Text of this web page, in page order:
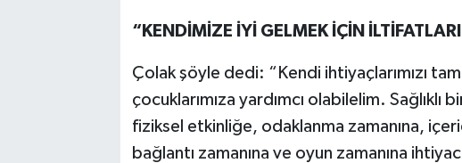
“KENDİMİZE İYİ GELMEK İÇİN
Çolak şöyle dedi: “Kendi ihtiyaçlarımızı
çocuklarımıza yardımcı olabilelim.
fiziksel etkinliğe, odaklanma zamanına,
bağlantı zamanına ve oyun zamanına